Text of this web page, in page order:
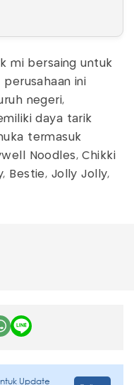
mi bersaing untuk
perusahaan ini
negeri,
daya tarik
termasuk
Noodles, Chikki
Bestie, Jolly Jolly,
Update